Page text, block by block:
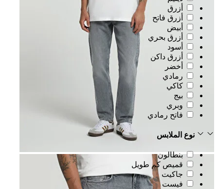
أزرق
أزرق فاتح
أبيض
أزرق بحري
أسود
أزرق داكن
أخضر
رمادي
كاكي
بيج
وبري
فاتح رمادي
نوع الملابس
بنطالون
قميص كم طويل
جاكيت
فيست